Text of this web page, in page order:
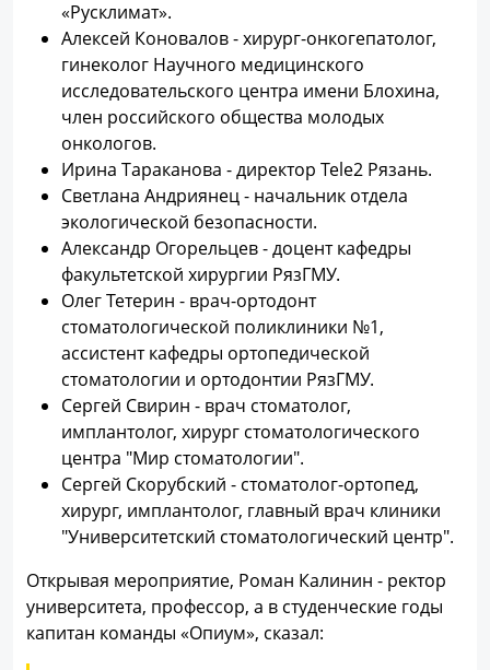
«Русклимат».
Алексей Коновалов - хирург-онкогепатолог,
гинеколог Научного медицинского
исследовательского центра имени Блохина,
член российского общества молодых
онкологов.
Ирина Тараканова - директор Tele2 Рязань.
Светлана Андриянец - начальник отдела
экологической безопасности.
Александр Огорельцев - доцент кафедры
факультетской хирургии РязГМУ.
Олег Тетерин - врач-ортодонт
стоматологической поликлиники №1,
ассистент кафедры ортопедической
стоматологии и ортодонтии РязГМУ.
Сергей Свирин - врач стоматолог,
имплантолог, хирург стоматологического
центра "Мир стоматологии".
Сергей Скорубский - стоматолог-ортопед,
хирург, имплантолог, главный врач клиники
"Университетский стоматологический центр".
Открывая мероприятие, Роман Калинин - ректор
университета, профессор, а в студенческие годы
капитан команды «Опиум», сказал: